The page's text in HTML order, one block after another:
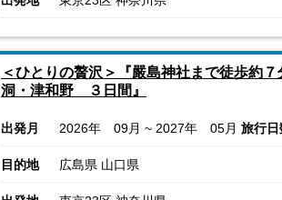
＜ひとりの贅沢＞『嚴島神社まで徒歩約
洞・津和野 ３日間』
出発月 2026年 09月 ~ 2027年 05月 旅行日
目的地 広島県 山口県